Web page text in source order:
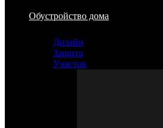
Обустройство дома
Дизайн
Защита
Участок